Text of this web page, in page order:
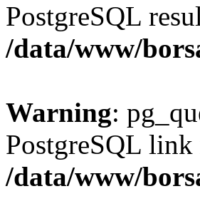
PostgreSQL
/data/www/
Warning:
PostgreSQL link
/data/www/